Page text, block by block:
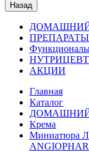
Назад
АКЦИИ
Главная
Каталог
Крема
Миниатюра